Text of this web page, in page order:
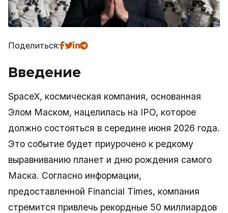
Поделиться:
Введение
SpaceX, космическая компания, основанная
Элом Маском, нацелилась на IPO, которое
должно состояться в середине июня 2026 года.
Это событие будет приурочено к редкому
выравниванию планет и дню рождения самого
Маска. Согласно информации,
предоставленной Financial Times, компания
стремится привлечь рекордные 50 миллиардов